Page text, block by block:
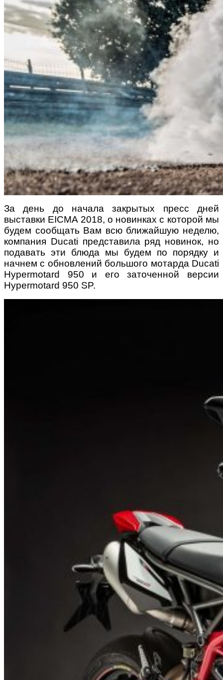
За день до начала закрытых пресс дней
выставки EICMA 2018, о новинках с которой мы
будем сообщать Вам всю ближайшую неделю,
компания Ducati представила ряд новинок, но
подавать эти блюда мы будем по порядку и
начнем с обновлений большого мотарда Ducati
Hypermotard 950 и его заточенной версии
Hypermotard 950 SP.